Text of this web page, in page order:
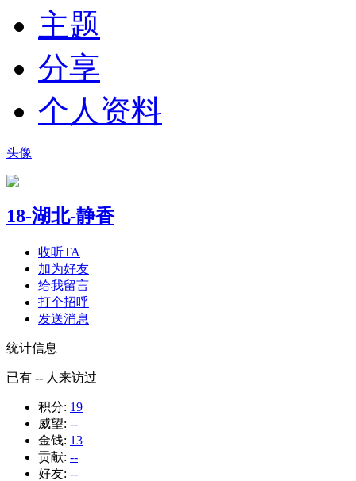
主题
分享
个人资料
头像
18-湖北-静香
收听TA
加为好友
给我留言
打个招呼
发送消息
统计信息
已有 -- 人来访过
积分: 19
威望: --
金钱: 13
贡献: --
好友: --